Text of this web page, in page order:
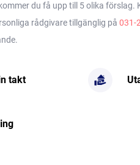
du få upp till 5 olika förslag.
rådgivare tillgänglig på 031-
takt